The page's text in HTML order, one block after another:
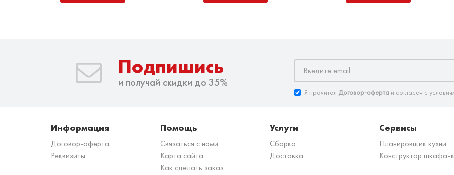
Подпишись
и получай скидки до 35%
Я прочитал Договор-офертаи согласен с
Информация
Договор-оферта
Реквизиты
Помощь
Связаться с нами
Карта сайта
Как сделать заказ
Услуги
Сборка
Доставка
Сервисы
Планировщик кухни
Конструктор шкафа-